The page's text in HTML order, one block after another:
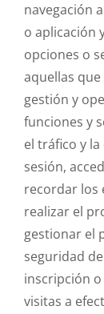
navegación
o aplicación
opciones o
aquellas
gestión y
funciones y
el tráfico y
sesión,
recordar los
realizar el
gestionar el
seguridad
inscripción
visitas a